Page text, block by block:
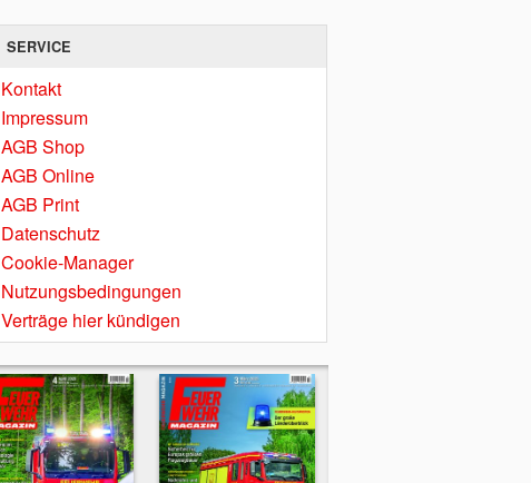
SERVICE
Kontakt
Impressum
AGB Shop
AGB Online
AGB Print
Datenschutz
Cookie-Manager
Nutzungsbedingungen
Verträge hier kündigen